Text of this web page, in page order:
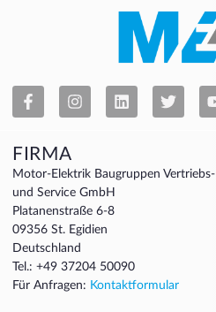
FIRMA
Motor-Elektrik Baugruppen Vertriebs-
und Service GmbH
Platanenstraße 6-8
09356 St. Egidien
Deutschland
Tel.: +49 37204 50090
Für Anfragen: Kontaktformular